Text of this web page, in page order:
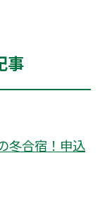
事
冬合宿！申込